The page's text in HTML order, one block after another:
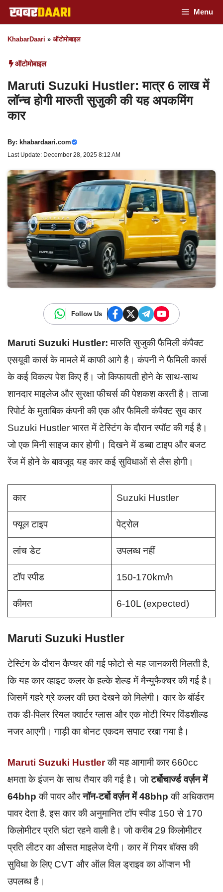
Skip
to
content
Menu
KhabarDaari » ऑटोमोबाइल
ऑटोमोबाइल
Maruti Suzuki Hustler: मात्र 6 लाख में
लॉन्च होगी मारुती सुजुकी की यह अपकमिंग
कार
By: khabardaari.com
Last Update: December 28, 2025 8:12 AM
Follow Us
Maruti Suzuki Hustler: मारुति सुजुकी फैमिली कंपैक्ट
एसयूवी कार्स के मामले में काफी आगे है। कंपनी ने फैमिली कार्स
के कई विकल्प पेश किए हैं। जो किफायती होने के साथ-साथ
शानदार माइलेज और सुरक्षा फीचर्स की पेशकश करती है। ताजा
रिपोर्ट के मुताबिक कंपनी की एक और फैमिली कंपैक्ट सुव कार
Suzuki Hustler भारत में टेस्टिंग के दौरान स्पॉट की गई है।
जो एक मिनी साइज कार होगी। दिखने में डब्बा टाइप और बजट
रेंज में होने के बावजूद यह कार कई सुविधाओं से लैस होगी।
कार Suzuki Hustler
फ्यूल टाइप पेट्रोल
लांच डेट उपलब्ध नहीं
टॉप स्पीड 150-170km/h
कीमत 6-10L (expected)
Maruti Suzuki Hustler
टेस्टिंग के दौरान कैप्चर की गई फोटो से यह जानकारी मिलती है,
कि यह कार व्हाइट कलर के हल्के शेल्ड में मैन्युफैक्चर की गई है।
जिसमें गहरे ग्रे कलर की छत देखने को मिलेगी। कार के बॉर्डर
तक डी-पिलर रियल क्वार्टर ग्लास और एक मोटी रियर विंडशील्ड
नजर आएगी। गाड़ी का बोनट एकदम सपाट रखा गया है।
Maruti Suzuki Hustler की यह आगामी कार 660cc
क्षमता के इंजन के साथ तैयार की गई है। जोटर्बोचार्ज्ड वर्ज़न में
64bhpकी पावर औरनॉन-टर्बो वर्ज़न में 48bhp की अधिकतम
पावर देता है. इस कार की अनुमानित टॉप स्पीड 150 से 170
किलोमीटर प्रति घंटा रहने वाली है। जो करीब 29 किलोमीटर
प्रति लीटर का औसत माइलेज देगी। कार में गियर बॉक्स की
सुविधा के लिए CVT और ऑल विल ड्राइव का ऑप्शन भी
उपलब्ध है।